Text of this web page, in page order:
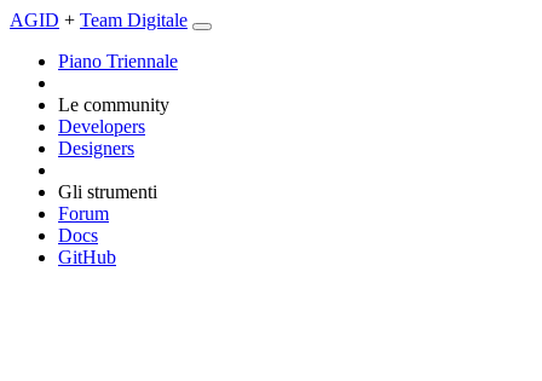
AGID + Team Digitale
Piano Triennale
Le community
Developers
Designers
Gli strumenti
Forum
Docs
GitHub